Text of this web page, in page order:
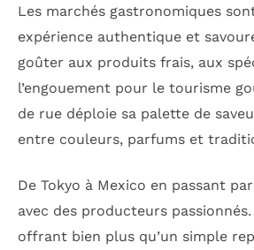
Les marchés gastronomiques
expérience authentique et
goûter aux produits frais, aux
l’engouement pour le tourisme
de rue déploie sa palette de
entre couleurs, parfums et
De Tokyo à Mexico en passant
avec des producteurs
offrant bien plus qu’un simple